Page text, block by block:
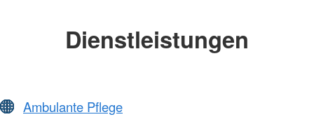
Dienstleistungen
Ambulante Pflege